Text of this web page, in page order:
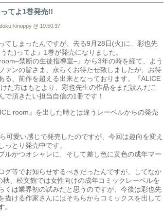
てよ1巻発売!!
kinoppy @ 19:50:37
てしまったんですが、去る9月28日(火)に、彩也先
た)ってよ』1巻が発売になりました。
禁断の生徒指導室–』から3年の時を経て、よう
ァンの皆さま、永らくお待たせ致しましたが、お待
る、前作を超える出来となっております。『ALICE
た方はもとより、彩也先生の作品をまだ読んだこ
で頂きたい担当自信の1冊です！
room』を出した時とは違うレーベルからの発売
可愛い感じで発売したのですが、今回は趣向を変え
っとり発売中です。
ルかつオシャレに、そして差し色に黄色の成年マー
グ等でお知らせするべきだったんですが、してなか
秋、松文館では女性向けの成年コミックレーベルを
くは業界初の試みだと思うのですが、今後は彩也先
描ける作家さんにはそちらからコミックスを出して
。